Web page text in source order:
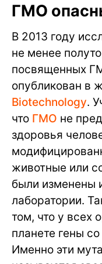
ГМО
В 2013 году
не менее
посвященных
опубликован в
Biotechnology.
что ГМО не
здоровья
животные или
были изменены
лаборатории.
том, что у всех
планете гены
Именно эти